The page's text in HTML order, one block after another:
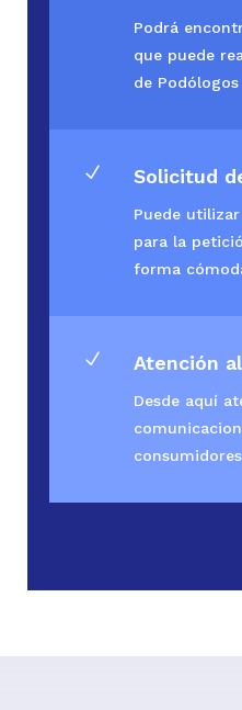
Podrá
que puede
de
N Solicitud
Puede
para la
forma
N Atención
Desde aquí
consumidores